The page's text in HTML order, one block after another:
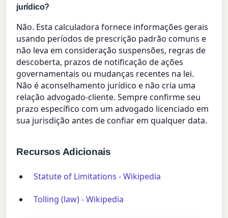
jurídico?
Não. Esta calculadora fornece informações gerais
usando períodos de prescrição padrão comuns e
não leva em consideração suspensões, regras de
descoberta, prazos de notificação de ações
governamentais ou mudanças recentes na lei.
Não é aconselhamento jurídico e não cria uma
relação advogado-cliente. Sempre confirme seu
prazo específico com um advogado licenciado em
sua jurisdição antes de confiar em qualquer data.
Recursos Adicionais
Statute of Limitations - Wikipedia
Tolling (law) - Wikipedia